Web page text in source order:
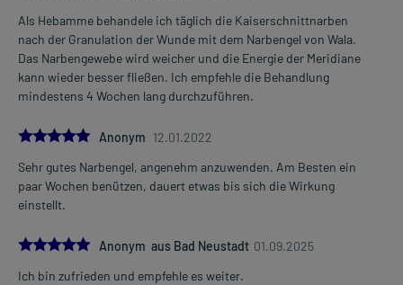
Als Hebamme behandele ich täglich die Kaiserschnittnarben
nach der Granulation der Wunde mit dem Narbengel von Wala.
Das Narbengewebe wird weicher und die Energie der Meridiane
kann wieder besser fließen. Ich empfehle die Behandlung
mindestens 4 Wochen lang durchzuführen.
5.0Anonym 12.01.2022
Sehr gutes Narbengel, angenehm anzuwenden. Am Besten ein
paar Wochen benützen, dauert etwas bis sich die Wirkung
einstellt.
5.0Anonym aus Bad Neustadt 01.09.2025
Ich bin zufrieden und empfehle es weiter.